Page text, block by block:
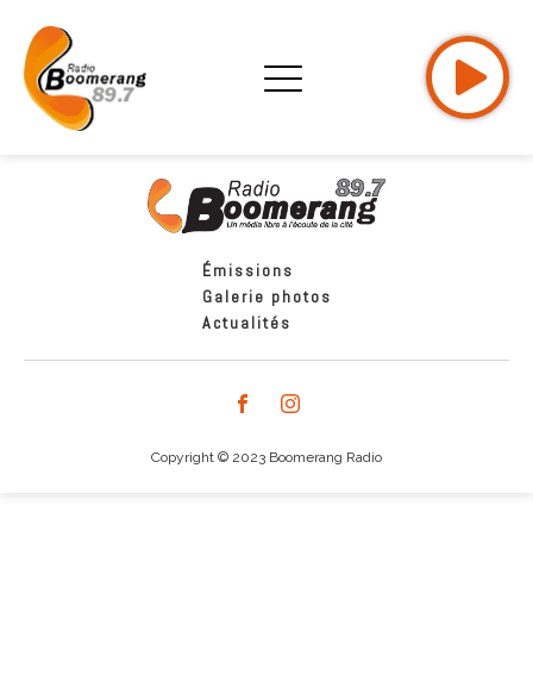
Émissions
Galerie photos
Actualités
Copyright © 2023 Boomerang Radio